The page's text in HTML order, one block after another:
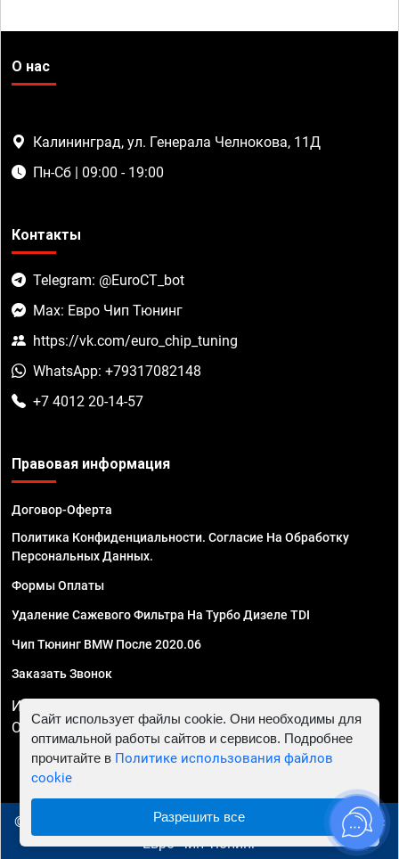
О нас
Калининград, ул. Генерала Челнокова, 11Д
Пн-Сб | 09:00 - 19:00
Контакты
Telegram: @EuroCT_bot
Max: Евро Чип Тюнинг
https://vk.com/euro_chip_tuning
WhatsApp: +79317082148
+7 4012 20-14-57
Правовая информация
Договор-Оферта
Политика Конфиденциальности. Согласие На Обработку
Персональных Данных.
Формы Оплаты
Удаление Сажевого Фильтра На Турбо Дизеле TDI
Чип Тюнинг BMW После 2020.06
Заказать Звонок
ИП Смирнов Георгий Павлович. ИНН 781302555843,
ОГРНИП 324470400032610
© 2010 - 2026 Чип тюнинг в Калининграде - Автосервис
"Евро Чип Тюнинг"
Сайт использует файлы cookie. Они необходимы для
оптимальной работы сайтов и сервисов. Подробнее
прочитайте в Политике использования файлов
cookie
Разрешить все